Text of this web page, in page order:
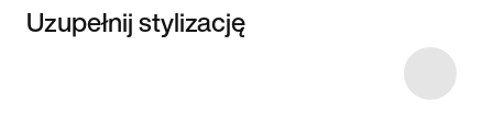
Uzupełnij stylizację